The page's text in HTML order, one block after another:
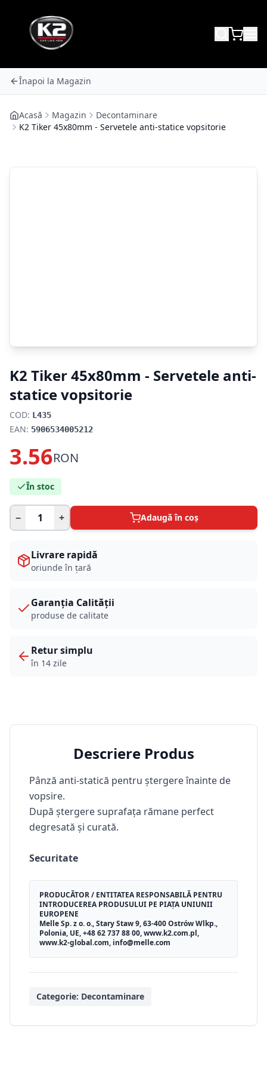
Înapoi la Magazin
Acasă Magazin
Decontaminare
K2 Tiker 45x80mm - Servetele anti-statice vopsitorie
K2 Tiker 45x80mm - Servetele anti-
statice vopsitorie
COD: L435
EAN: 5906534005212
3.56RON
În stoc
− + Adaugă în coș
Livrare rapidă
oriunde în țară
Garanția Calității
produse de calitate
Retur simplu
în 14 zile
Descriere Produs
Pânză anti-statică pentru ștergere înainte de
vopsire.
După ștergere suprafața rămane perfect
degresată și curată.
Securitate
PRODUCĂTOR / ENTITATEA RESPONSABILĂ PENTRU
INTRODUCEREA PRODUSULUI PE PIAȚA UNIUNII
EUROPENE
Melle Sp. z o. o., Stary Staw 9, 63-400 Ostrów Wlkp.,
Polonia, UE, +48 62 737 88 00, www.k2.com.pl,
www.k2-global.com, info@melle.com
Categorie: Decontaminare